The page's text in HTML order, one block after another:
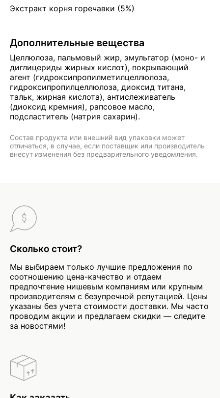
Экстракт корня горечавки (5%)
Дополнительные вещества
Целлюлоза, пальмовый жир, эмульгатор (моно- и
диглицериды жирных кислот), покрывающий
агент (гидроксипропилметилцеллюлоза,
гидроксипропилцеллюлоза, диоксид титана,
тальк, жирная кислота), антислеживатель
(диоксид кремния), рапсовое масло,
подсластитель (натрия сахарин).
Состав продукта или внешний вид упаковки может
отличаться, в случае, если поставщик или производитель
внесут изменения без предварительного уведомления.
Сколько стоит?
Мы выбираем только лучшие предложения по
соотношению цена-качество и отдаем
предпочтение нишевым компаниям или крупным
производителям с безупречной репутацией. Цены
указаны без учета стоимости доставки. Мы часто
проводим акции и предлагаем скидки — следите
за новостями!